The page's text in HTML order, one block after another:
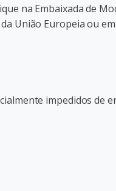
na Embaixada de
União Europeia ou
impedidos de